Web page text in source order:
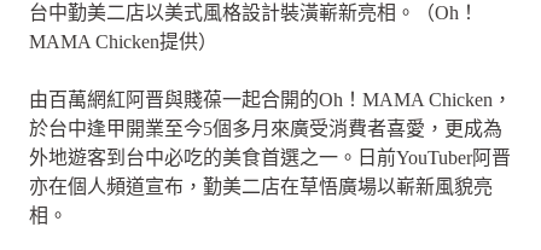
台中勤美二店以美式風格設計裝潢嶄新亮相。（Oh！
MAMA Chicken提供）
由百萬網紅阿晋與賤葆一起合開的Oh！MAMA Chicken，
於台中逢甲開業至今5個多月來廣受消費者喜愛，更成為
外地遊客到台中必吃的美食首選之一。日前YouTuber阿晋
亦在個人頻道宣布，勤美二店在草悟廣場以嶄新風貌亮
相。